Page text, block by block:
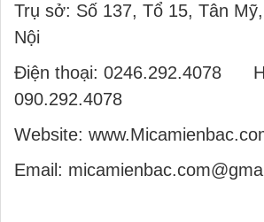
Trụ sở: Số 137, Tổ 15, Tân
Nội
Điện thoại: 0246.292.4078
090.292.4078
Website:
Email: